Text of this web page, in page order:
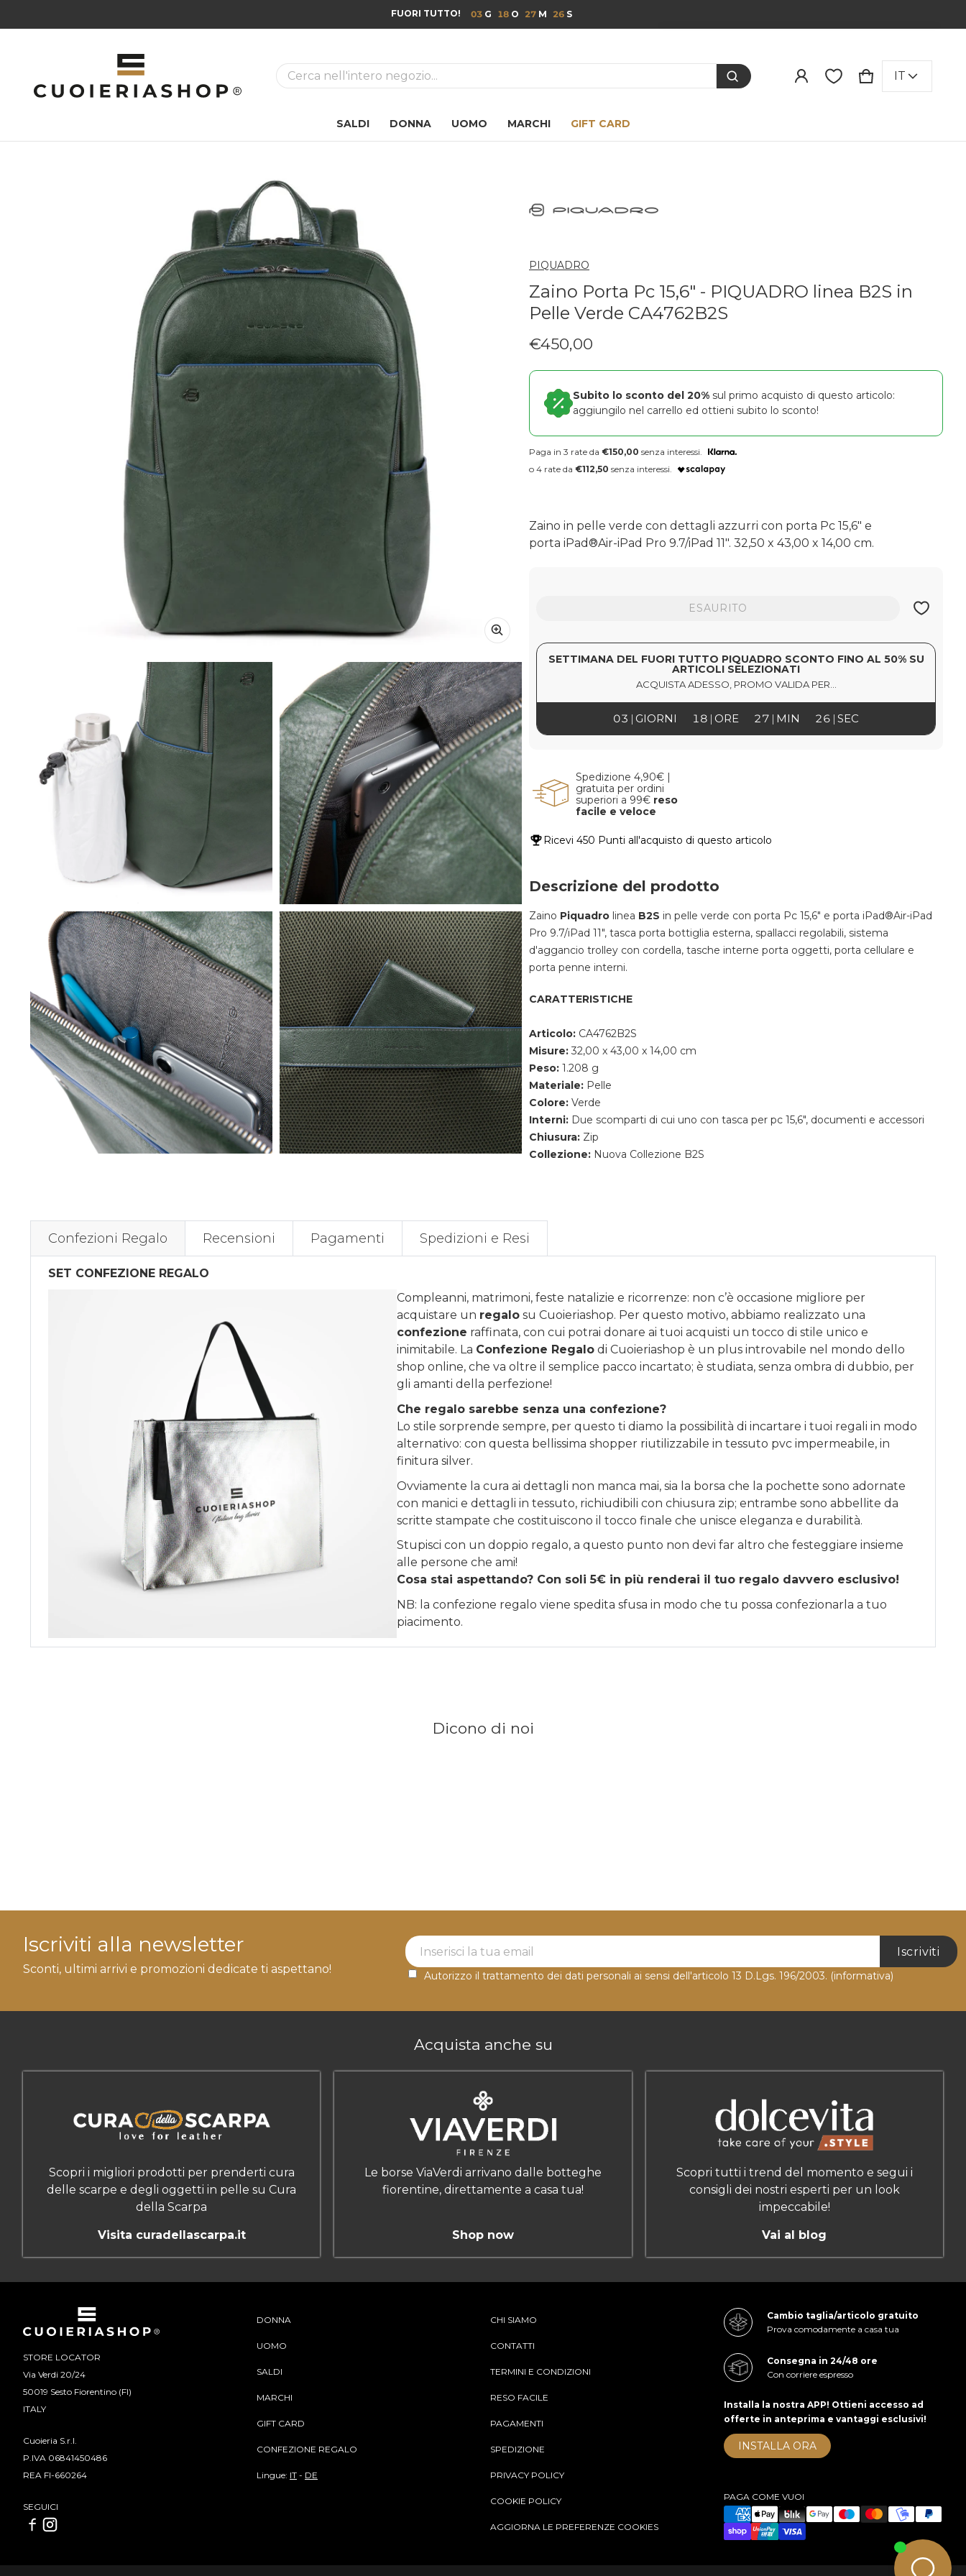
FUORI TUTTO! 03 18 27 25
La ricerca
SALDI DONNA UOMO MARCHI GIFT CARD
CARRELLO
0 ITEMS
IT
PIQUADRO
Zaino Porta Pc 15,6" - PIQUADRO linea B2S in
Pelle Verde CA4762B2S
Prezzo regolare
€450,00
Subito lo sconto del 20% sul primo acquisto di questo articolo:
aggiungilo nel carrello ed ottieni subito lo sconto!
Paga in 3 rate da €150,00 senza interessi.
o 4 rate da €112,50 senza interessi.
Zaino in pelle verde con dettagli azzurri con porta Pc 15,6" e
porta iPad®Air-iPad Pro 9.7/iPad 11". 32,50 x 43,00 x 14,00 cm.
ESAURITO
SETTIMANA DEL FUORI TUTTO PIQUADRO SCONTO FINO AL 50% SU
ARTICOLI SELEZIONATI
ACQUISTA ADESSO, PROMO VALIDA PER...
03 18 27 25
GIORNI ORE MIN SEC
Spedizione 4,90€ |
gratuita per ordini
superiori a 99€ reso
facile e veloce
Ricevi 450 Punti all'acquisto di questo articolo
Descrizione del prodotto
Zaino Piquadro linea B2S in pelle verde con porta Pc 15,6" e porta iPad®Air-iPad
Pro 9.7/iPad 11", tasca porta bottiglia esterna, spallacci regolabili, sistema
d'aggancio trolley con cordella, tasche interne porta oggetti, porta cellulare e
porta penne interni.
CARATTERISTICHE
Articolo: CA4762B2S
Misure: 32,00 x 43,00 x 14,00 cm
Peso: 1.208 g
Materiale: Pelle
Colore: Verde
Interni: Due scomparti di cui uno con tasca per pc 15,6", documenti e accessori
Chiusura: Zip
Collezione: Nuova Collezione B2S
Confezioni Regalo Recensioni Pagamenti Spedizioni e Resi
SET CONFEZIONE REGALO
Compleanni, matrimoni, feste natalizie e ricorrenze: non c’è occasione migliore per
acquistare un regalo su Cuoieriashop. Per questo motivo, abbiamo realizzato una
confezione raffinata, con cui potrai donare ai tuoi acquisti un tocco di stile unico e
inimitabile. La Confezione Regalo di Cuoieriashop è un plus introvabile nel mondo dello
shop online, che va oltre il semplice pacco incartato; è studiata, senza ombra di dubbio, per
gli amanti della perfezione!
Che regalo sarebbe senza una confezione?
Lo stile sorprende sempre, per questo ti diamo la possibilità di incartare i tuoi regali in modo
alternativo: con questa bellissima shopper riutilizzabile in tessuto pvc impermeabile, in
finitura silver.
Ovviamente la cura ai dettagli non manca mai, sia la borsa che la pochette sono adornate
con manici e dettagli in tessuto, richiudibili con chiusura zip; entrambe sono abbellite da
scritte stampate che costituiscono il tocco finale che unisce eleganza e durabilità.
Stupisci con un doppio regalo, a questo punto non devi far altro che festeggiare insieme
alle persone che ami!
Cosa stai aspettando? Con soli 5€ in più renderai il tuo regalo davvero esclusivo!
NB: la confezione regalo viene spedita sfusa in modo che tu possa confezionarla a tuo
piacimento.
Dicono di noi
Iscriviti alla newsletter
Sconti, ultimi arrivi e promozioni dedicate ti aspettano!
Newsletter Label
Iscriviti
Autorizzo il trattamento dei dati personali ai sensi dell'articolo 13 D.Lgs. 196/2003. (informativa)
Acquista anche su
Scopri i migliori prodotti per prenderti cura
delle scarpe e degli oggetti in pelle su Cura
della Scarpa
Visita curadellascarpa.it
Le borse ViaVerdi arrivano dalle botteghe
fiorentine, direttamente a casa tua!
Shop now
Scopri tutti i trend del momento e segui i
consigli dei nostri esperti per un look
impeccabile!
Vai al blog
STORE LOCATOR
Via Verdi 20/24
50019 Sesto Fiorentino (FI)
ITALY
Cuoieria S.r.l.
P.IVA 06841450486
REA FI-660264
SEGUICI
DONNA
UOMO
SALDI
MARCHI
GIFT CARD
CONFEZIONE REGALO
Lingue: IT - DE
CHI SIAMO
CONTATTI
TERMINI E CONDIZIONI
RESO FACILE
PAGAMENTI
SPEDIZIONE
PRIVACY POLICY
COOKIE POLICY
AGGIORNA LE PREFERENZE COOKIES
Cambio taglia/articolo gratuito
Prova comodamente a casa tua
Consegna in 24/48 ore
Con corriere espresso
Installa la nostra APP! Ottieni accesso ad
offerte in anteprima e vantaggi esclusivi!
INSTALLA ORA
PAGA COME VUOI